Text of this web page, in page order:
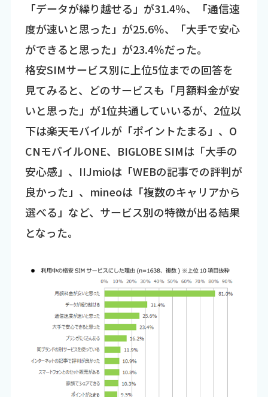
「データが繰り越せる」が31.4％、「通信速
度が速いと思った」が25.6％、「大手で安心
ができると思った」が23.4％だった。
格安SIMサービス別に上位5位までの回答を
見てみると、どのサービスも「月額料金が安
いと思った」が1位共通していいるが、2位以
下は楽天モバイルが「ポイントたまる」、O
CNモバイルONE、BIGLOBE SIMは「大手の
安心感」、IIJmioは「WEBの記事での評判が
良かった」、mineoは「複数のキャリアから
選べる」など、サービス別の特徴が出る結果
となった。